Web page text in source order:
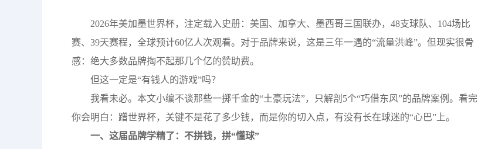
2026年美加墨世界杯，注定载入史册：美国、加拿大、墨西哥三国联办，48支球队、104场比
赛、39天赛程，全球预计60亿人次观看。对于品牌来说，这是三年一遇的“流量洪峰”。但现实很骨
感：绝大多数品牌掏不起那几个亿的赞助费。
但这一定是“有钱人的游戏”吗？
我看未必。本文小编不谈那些一掷千金的“土豪玩法”，只解剖5个“巧借东风”的品牌案例。看完
你会明白：蹭世界杯，关键不是花了多少钱，而是你的切入点，有没有长在球迷的“心巴”上。
一、这届品牌学精了：不拼钱，拼“懂球”